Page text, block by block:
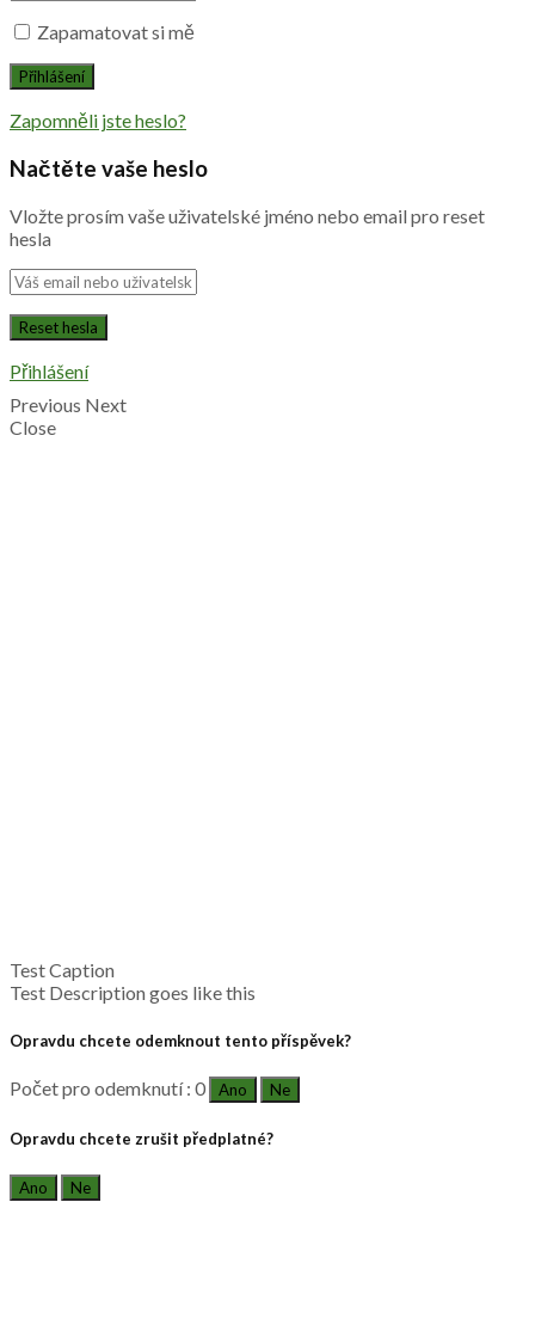
Zapamatovat si mě
Zapomněli jste heslo?
Načtěte vaše heslo
Vložte prosím vaše uživatelské jméno nebo email pro reset
hesla
Přihlášení
Previous Next
Close
Test Caption
Test Description goes like this
Opravdu chcete odemknout tento příspěvek?
Počet pro odemknutí : 0 Ano Ne
Opravdu chcete zrušit předplatné?
Ano Ne